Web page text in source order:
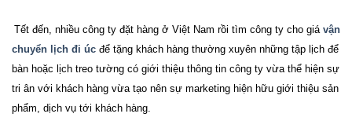
Tết đến, nhiều công ty đặt hàng ở Việt Nam rồi tìm công ty cho giá vận
chuyển lịch đi úc để tặng khách hàng thường xuyên những tập lịch để
bàn hoặc lịch treo tường có giới thiệu thông tin công ty vừa thể hiện sự
tri ân với khách hàng vừa tạo nên sự marketing hiện hữu giới thiệu sản
phẩm, dịch vụ tới khách hàng.